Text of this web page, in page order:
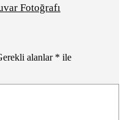
Fotoğrafı
alanlar * ile